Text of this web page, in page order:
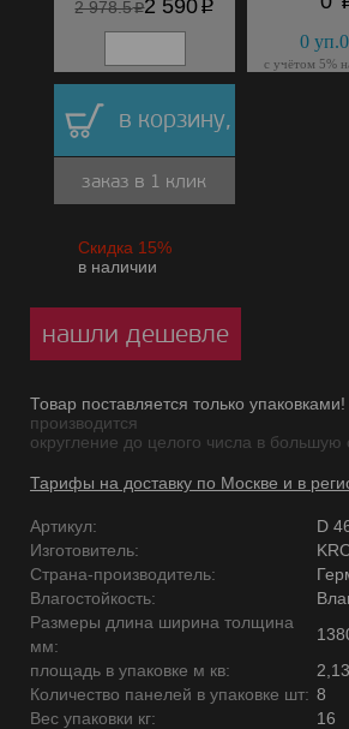
2 978.5p2 590p
0 уп.0
с учётом 5%
в корзину,
заказ в 1 клик
Скидка 15%
в наличии
нашли дешевле
Товар поставляется только упаковками!
производится
округление до целого числа в большую
Тарифы на доставку по Москве и в
Артикул:
D
Изготовитель:
Страна-производитель:
Влагостойкость:
Размеры длина ширина толщина
мм:
площадь в упаковке м кв:
Количество панелей в упаковке шт: 8
Вес упаковки кг:
16